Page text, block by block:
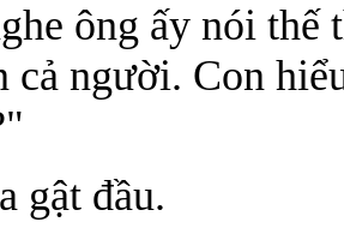
ông ấy nói thế
cả người. Con
gật đầu.